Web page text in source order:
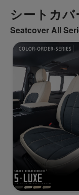
シートカ
Seatcover All